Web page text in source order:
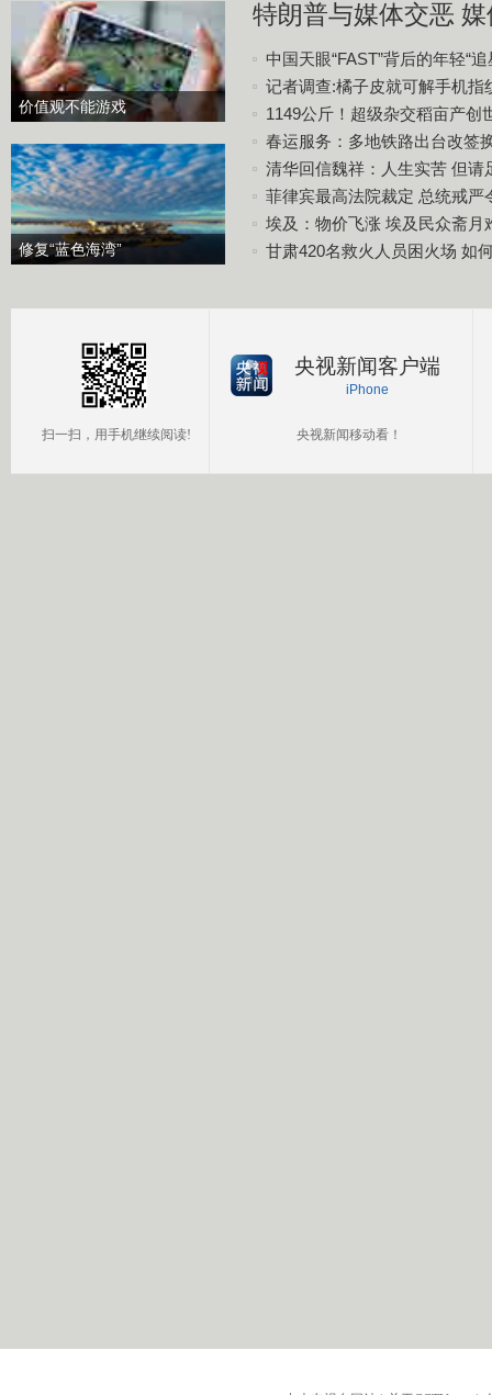
价值观不能游戏
修复“蓝色海湾”
特朗普与媒体交恶
中国天眼“FAST”背后的年轻“追
记者调查:橘子皮就可解手机指
1149公斤！超级杂交稻亩产创
春运服务：多地铁路出台改签
清华回信魏祥：人生实苦 但请
菲律宾最高法院裁定 总统戒严
埃及：物价飞涨 埃及民众斋月
甘肃420名救火人员困火场 如
扫一扫，用手机继续阅读!
央视新闻客户端
iPhone
央视新闻移动看！